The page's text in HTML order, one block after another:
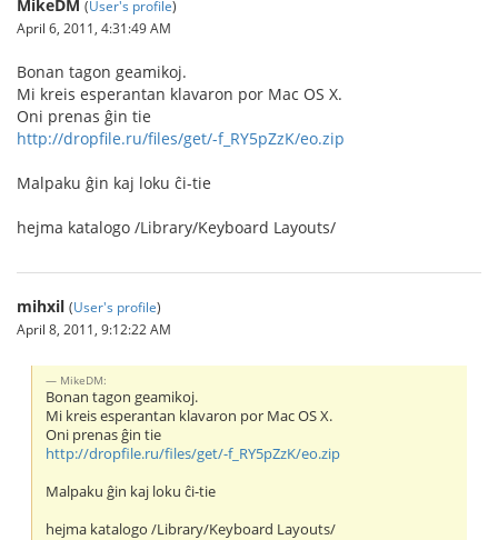
MikeDM (User's profile)
April 6, 2011, 4:31:49 AM
Bonan tagon geamikoj.
Mi kreis esperantan klavaron por Mac OS X.
Oni prenas ĝin tie
http://dropfile.ru/files/get/-f_RY5pZzK/eo.zip
Malpaku ĝin kaj loku ĉi-tie
hejma katalogo /Library/Keyboard Layouts/
mihxil (User's profile)
April 8, 2011, 9:12:22 AM
MikeDM:
Bonan tagon geamikoj.
Mi kreis esperantan klavaron por Mac OS X.
Oni prenas ĝin tie
http://dropfile.ru/files/get/-f_RY5pZzK/eo.zip
Malpaku ĝin kaj loku ĉi-tie
hejma katalogo /Library/Keyboard Layouts/